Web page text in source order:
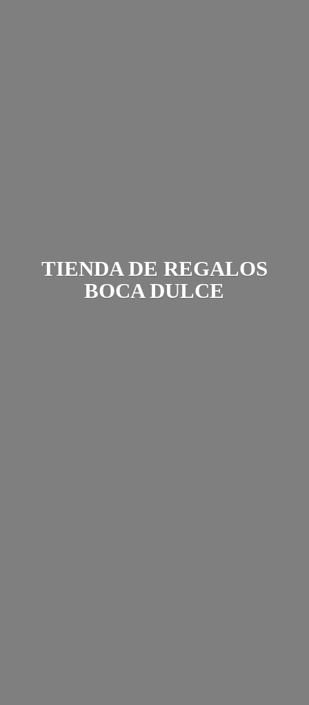
TIENDA DE REGALOS
BOCA DULCE